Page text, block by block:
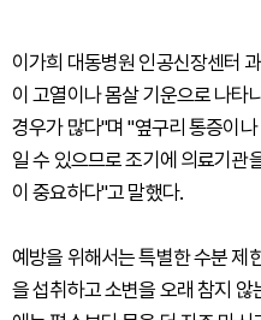
이가희 대동병원 인공신장센터
이 고열이나 몸살 기운으로 나타
경우가 많다"며 "옆구리 통증이
일 수 있으므로 조기에 의료기관
이 중요하다"고 말했다.
예방을 위해서는 특별한 수분 제
을 섭취하고 소변을 오래 참지